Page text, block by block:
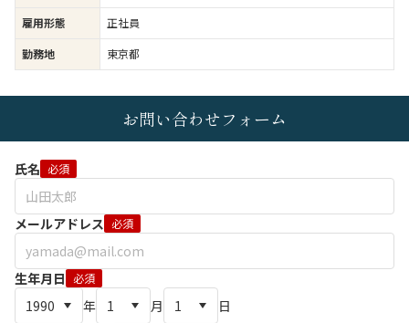
雇用形態
正社員
勤務地
東京都
お問い合わせフォーム
氏名 必須
メールアドレス 必須
生年月日 必須
年 月
日